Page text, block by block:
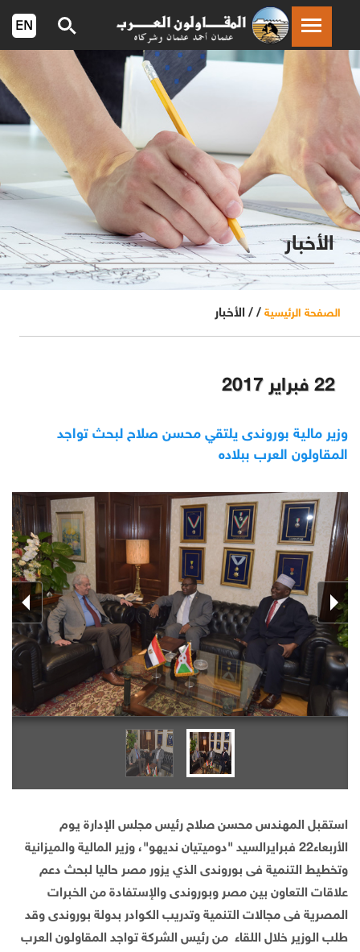
الأخبار
الصفحة الرئيسية / / الأخبار
22 فبراير 2017
وزير مالية بوروندى يلتقي محسن صلاح لبحث تواجد
المقاولون العرب ببلاده
استقبل المهندس محسن صلاح رئيس مجلس الإدارة يوم
الأربعاء22 فبرايرالسيد "دوميتيان نديهو"، وزير المالية والميزانية
وتخطيط التنمية فى بوروندى الذي يزور مصر حاليا لبحث دعم
علاقات التعاون بين مصر وبوروندى والإستفادة من الخبرات
المصرية فى مجالات التنمية وتدريب الكوادر بدولة بوروندى وقد
طلب الوزير خلال اللقاء من رئيس الشركة تواجد المقاولون العرب